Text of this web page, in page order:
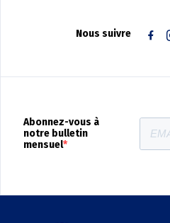
Nous suivre
Abonnez-vous à
notre bulletin
mensuel